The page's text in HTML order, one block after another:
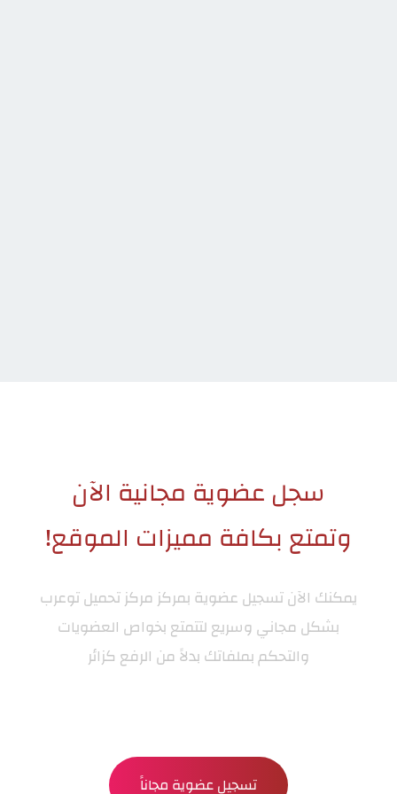
سجل عضوية مجانية الآن
وتمتع بكافة مميزات الموقع!
يمكنك الآن تسجيل عضوية بمركزمركز تحميل توعرب
بشكل مجاني وسريع لتتمتع بخواص العضويات
والتحكم بملفاتك بدلاً من الرفع كزائر
تسجيل عضوية مجاناً